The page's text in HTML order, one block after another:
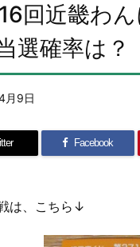
回近畿わ
選確率は？
月9日
Facebook
は、こちら↓